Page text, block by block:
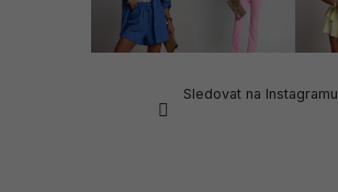
Sledovat na Instagramu